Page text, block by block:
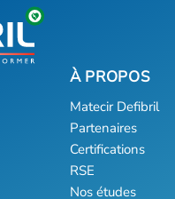
Matecir Defibril
Partenaires
Certifications
RSE
Nos études